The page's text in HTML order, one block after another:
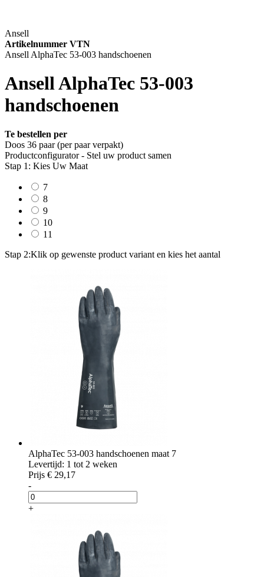
Ansell
Artikelnummer VTN
Ansell AlphaTec 53-003 handschoenen
Ansell AlphaTec 53-003
handschoenen
Te bestellen per
Doos 36 paar (per paar verpakt)
Productconfigurator - Stel uw product samen
Stap 1: Kies Uw Maat
7
8
9
10
11
Stap 2:Klik op gewenste product variant en kies het aantal
AlphaTec 53-003 handschoenen maat 7
Levertijd: 1 tot 2 weken
Prijs € 29,17
-
+